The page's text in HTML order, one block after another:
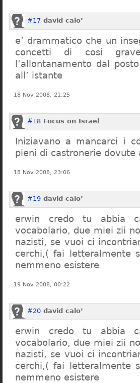
#17 david calo’
e’ drammatico che un
concetti di cosi
l’allontanamento dal
all’ istante
18 Nov 2008, 21:25
#18 Focus on Israel
Iniziavano a mancarci i
pieni di castronerie
18 Nov 2008, 23:06
#19 david calo’
erwin credo tu abbia
vocabolario, due miei zii
nazisti, se vuoi ci
cerchi,( fai letteralmente
nemmeno esistere
19 Nov 2008, 00:22
#20 david calo’
erwin credo tu abbia
vocabolario, due miei zii
nazisti, se vuoi ci
cerchi,( fai letteralmente
nemmeno esistere